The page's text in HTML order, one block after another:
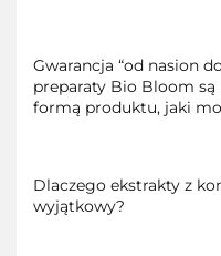
Gwarancja “od nasion
preparaty Bio Bloom są
formą produktu, jaki
Dlaczego ekstrakty z
wyjątkowy?